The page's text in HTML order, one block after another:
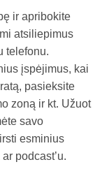
ir apribokite
atsiliepimus
telefonu.
įspėjimus, kai
pasieksite
zoną ir kt. Užuot
savo
esminius
podcast’u.